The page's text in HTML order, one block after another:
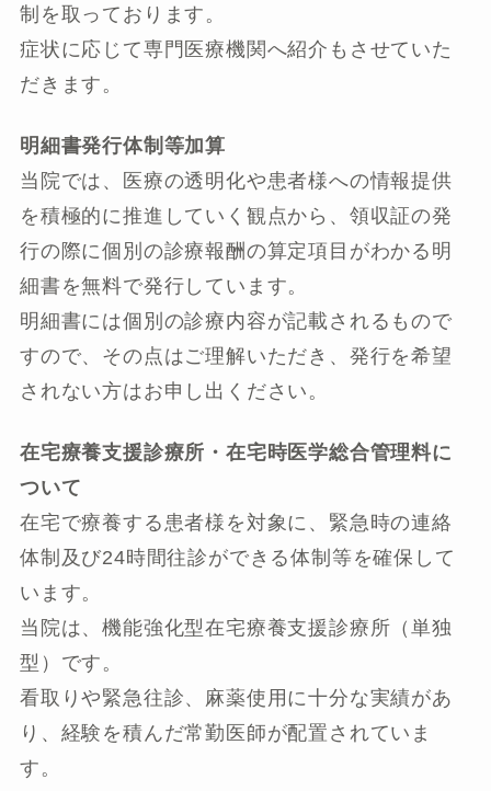
制を取っております。
症状に応じて専門医療機関へ紹介もさせていた
だきます。
明細書発行体制等加算
当院では、医療の透明化や患者様への情報提供
を積極的に推進していく観点から、領収証の発
行の際に個別の診療報酬の算定項目がわかる明
細書を無料で発行しています。
明細書には個別の診療内容が記載されるもので
すので、その点はご理解いただき、発行を希望
されない方はお申し出ください。
在宅療養支援診療所・在宅時医学総合管理料に
ついて
在宅で療養する患者様を対象に、緊急時の連絡
体制及び24時間往診ができる体制等を確保して
います。
当院は、機能強化型在宅療養支援診療所（単独
型）です。
看取りや緊急往診、麻薬使用に十分な実績があ
り、経験を積んだ常勤医師が配置されていま
す。